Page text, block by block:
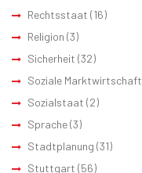
Rechtsstaat (16)
Religion (3)
Sicherheit (32)
Soziale Marktwirtschaft
Sozialstaat (2)
Sprache(3)
Stadtplanung (31)
Stuttgart (56)